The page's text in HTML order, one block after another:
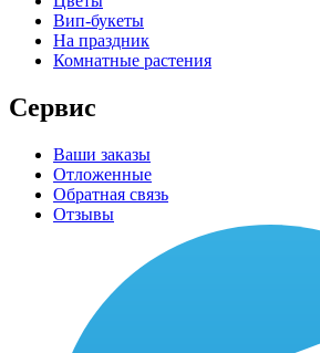
Вип-букеты
На праздник
Комнатные растения
Сервис
Ваши заказы
Отложенные
Обратная связь
Отзывы